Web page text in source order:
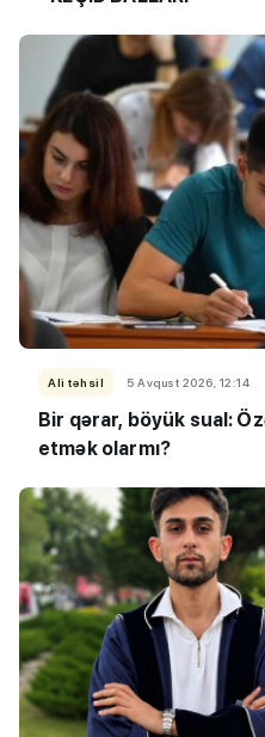
Ali təhsil 5 Avqust 2026, 12:14
Bir qərar, böyük sual:
etmək olarmı?